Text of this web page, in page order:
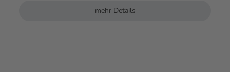
mehr Details